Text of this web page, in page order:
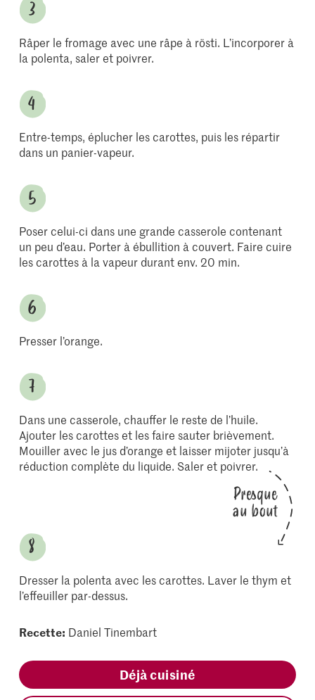
Râper le fromage avec une râpe à rösti. L’incorporer à
la polenta, saler et poivrer.
Entre-temps, éplucher les carottes, puis les répartir
dans un panier-vapeur.
Poser celui-ci dans une grande casserole contenant
un peu d’eau. Porter à ébullition à couvert. Faire cuire
les carottes à la vapeur durant env. 20 min.
Presser l’orange.
Dans une casserole, chauffer le reste de l’huile.
Ajouter les carottes et les faire sauter brièvement.
Mouiller avec le jus d’orange et laisser mijoter jusqu’à
réduction complète du liquide. Saler et poivrer.
Presque
au bout
Dresser la polenta avec les carottes. Laver le thym et
l’effeuiller par-dessus.
Recette: Daniel Tinembart
Déjà cuisiné